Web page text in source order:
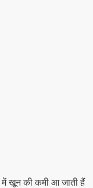
में खून की कमी आ जाती हैं